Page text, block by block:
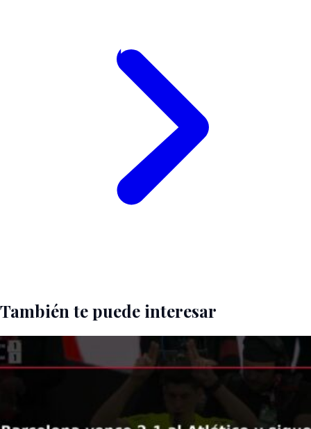
También te puede interesar